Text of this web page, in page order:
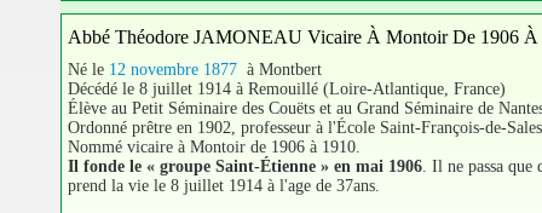
Abbé Théodore JAMONEAU Vicaire À Montoir De 1906 À
Né le 12 novembre 1877 à Montbert
Décédé le 8 juillet 1914 à Remouillé (Loire-Atlantique, France)
Élève au Petit Séminaire des Couëts et au Grand Séminaire de
Ordonné prêtre en 1902, professeur à l'École Saint-François-de-
Nommé vicaire à Montoir de 1906 à 1910.
Il fonde le « groupe Saint-Étienne » en mai 1906 . Il ne passa
prend la vie le 8 juillet 1914 à l'age de 37ans.